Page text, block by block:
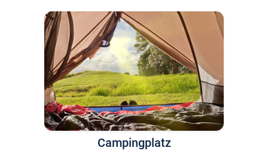
Campingplatz